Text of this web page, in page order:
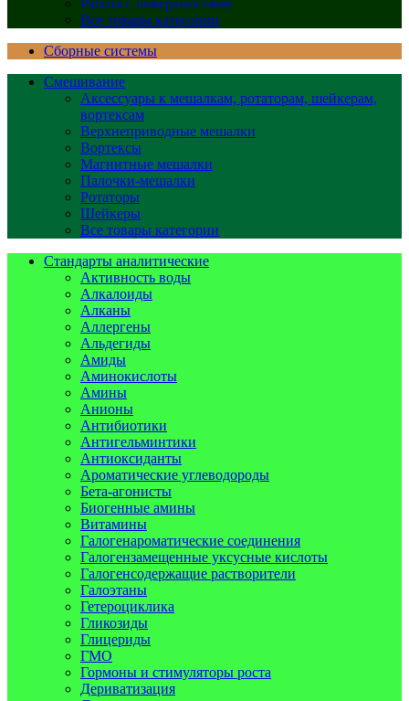
Работа с поверхностями
Все товары категории
Сборные системы
Смешивание
Аксессуары к мешалкам, ротаторам, шейкерам,
вортексам
Верхнеприводные мешалки
Вортексы
Магнитные мешалки
Палочки-мешалки
Ротаторы
Шейкеры
Все товары категории
Стандарты аналитические
Активность воды
Алкалоиды
Алканы
Аллергены
Альдегиды
Амиды
Аминокислоты
Амины
Анионы
Антибиотики
Антигельминтики
Антиоксиданты
Ароматические углеводороды
Бета-агонисты
Биогенные амины
Витамины
Галогенароматические соединения
Галогензамещенные уксусные кислоты
Галогенсодержащие растворители
Галоэтаны
Гетероциклика
Гликозиды
Глицериды
ГМО
Гормоны и стимуляторы роста
Дериватизация